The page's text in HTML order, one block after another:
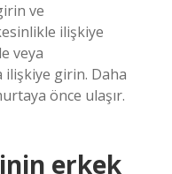
ve
ilişkiye
veya
girin. Daha
önce ulaşır.
erkek